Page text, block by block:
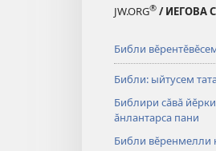
JW.ORG® / ИЕГОВА
Библи
Библи: ыйтусем
Библири сӑвӑ
ӑнлантарса пани
Библи вӗренмелли